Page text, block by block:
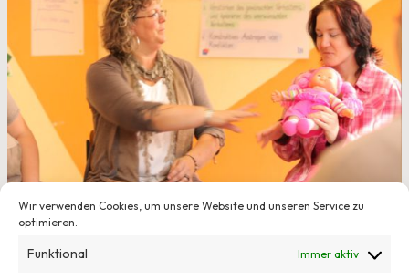
Wir verwenden Cookies, um unsere Website und unseren Service zu
optimieren.
Funktional Immer aktiv
E-Books
Über uns
News
Newsletter
21. November 2013
sollten, wenn Sie über Projekttransfer